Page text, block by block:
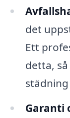
det
Ett
detta,
Garanti